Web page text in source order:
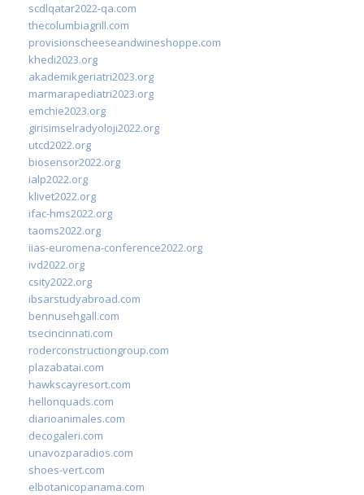
scdlqatar2022-qa.com
thecolumbiagrill.com
provisionscheeseandwineshoppe.com
khedi2023.org
akademikgeriatri2023.org
marmarapediatri2023.org
emchie2023.org
girisimselradyoloji2022.org
utcd2022.org
biosensor2022.org
ialp2022.org
klivet2022.org
ifac-hms2022.org
taoms2022.org
iias-euromena-conference2022.org
ivd2022.org
csity2022.org
ibsarstudyabroad.com
bennusehgall.com
tsecincinnati.com
roderconstructiongroup.com
plazabatai.com
hawkscayresort.com
hellonquads.com
diarioanimales.com
decogaleri.com
unavozparadios.com
shoes-vert.com
elbotanicopanama.com